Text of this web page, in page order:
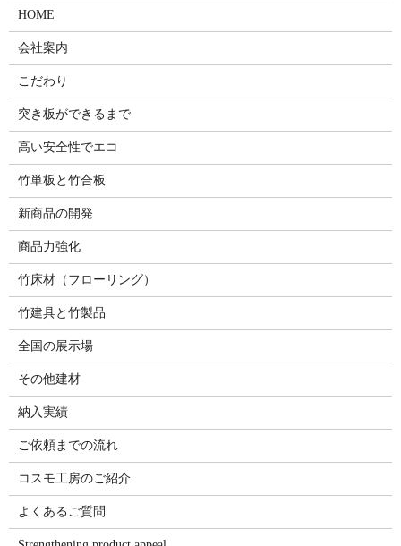
HOME
会社案内
こだわり
突き板ができるまで
高い安全性でエコ
竹単板と竹合板
新商品の開発
商品力強化
竹床材（フローリング）
竹建具と竹製品
全国の展示場
その他建材
納入実績
ご依頼までの流れ
コスモ工房のご紹介
よくあるご質問